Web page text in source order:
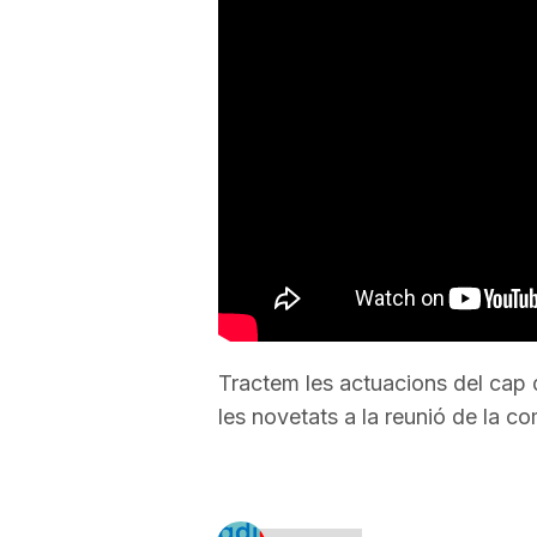
g
o
Tractem les actuacions del cap
les novetats a la reunió de la